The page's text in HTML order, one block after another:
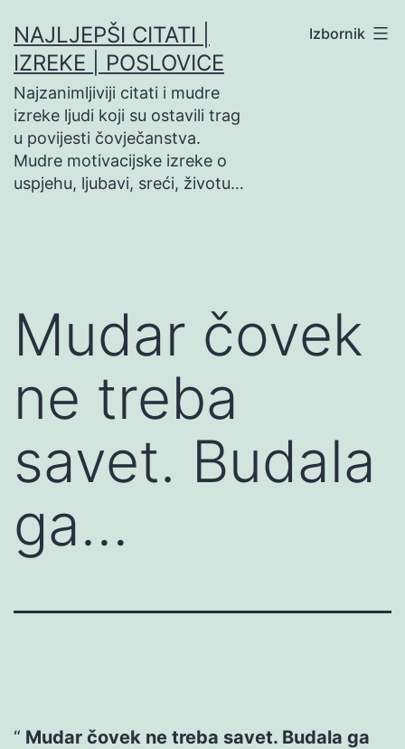
na
sadržaj
NAJLJEPŠI CITATI |
IZREKE | POSLOVICE
Najzanimljiviji citati i mudre
izreke ljudi koji su ostavili trag
u povijesti čovječanstva.
Mudre motivacijske izreke o
uspjehu, ljubavi, sreći, životu…
Izbornik
Mudar čovek
ne treba
savet. Budala
ga…
Mudar čovek ne treba savet. Budala ga